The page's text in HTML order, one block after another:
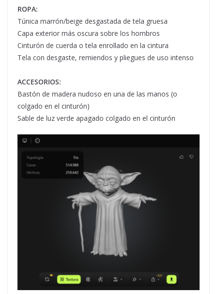
ROPA:
Túnica marrón/beige desgastada de tela gruesa
Capa exterior más oscura sobre los hombros
Cinturón de cuerda o tela enrollado en la cintura
Tela con desgaste, remiendos y pliegues de uso intenso
ACCESORIOS:
Bastón de madera nudoso en una de las manos (o
colgado en el cinturón)
Sable de luz verde apagado colgado en el cinturón